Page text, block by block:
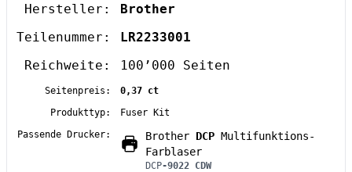
Hersteller:
Brother
Teilenummer:
LR2233001
Reichweite:
100’000 Seiten
Seitenpreis:
0,37 ct
Produkttyp:
Fuser Kit
Passende Drucker:
Brother DCP Multifunktions-
Farblaser
DCP-9022 CDW